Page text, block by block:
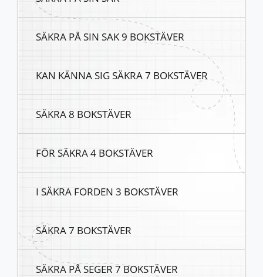
SÄKRA PÅ SIN SAK 9 BOKSTÄVER
KAN KÄNNA SIG SÄKRA 7 BOKSTÄVER
SÄKRA 8 BOKSTÄVER
FÖR SÄKRA 4 BOKSTÄVER
I SÄKRA FORDEN 3 BOKSTÄVER
SÄKRA 7 BOKSTÄVER
SÄKRA PÅ SEGER 7 BOKSTÄVER